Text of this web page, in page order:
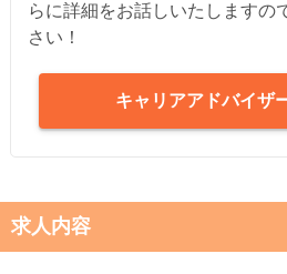
らに詳細をお話しいたしますの
さい！
キャリアアドバイザ
求人内容